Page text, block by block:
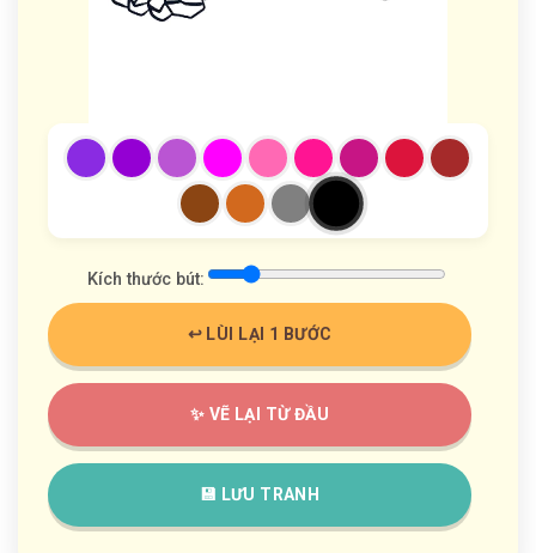
Kích thước bút:
↩️ LÙI LẠI 1 BƯỚC
✨ VẼ LẠI TỪ ĐẦU
💾 LƯU TRANH